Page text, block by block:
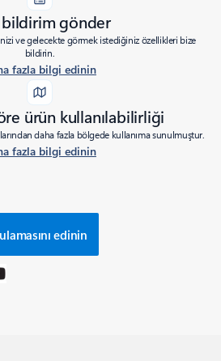
gönder
ve gelecekte görmek istediğiniz özellikleri bize
bildirin.
fazla bilgi edinin
ürün kullanılabilirliği
daha fazla bölgede kullanıma sunulmuştur.
fazla bilgi edinin
edinin